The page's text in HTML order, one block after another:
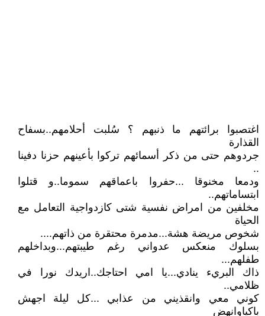
اغتصبوا برائتهم ما ذنبهم ؟ سُلبت أحلامهم..بسفاح
القذارة
جردوهم حتى من ذكر أسمائهم تركوا بأعينهم حزنا دفينا
..
ودمعا مخنوقا ...حفروا باعماقهم سموما..و قتلوا
ابتساماتهم..
مخلفين من امراض نفسية شتى كازدواجية التعامل مع
الحياة
شخوص مريضة هشة...مدمرة محتقرة من ذاتهم....
بسلوك منعكس عدواني رغم طيبتهم...وبداخلهم
طفلهم...
ذاك البريء ينادي...يا امي احتاجك..اريدك نورا في
ظلامي..
كوني معي وانقذيني من عذابي ...كل ليلة اجهش
باكياوانهض